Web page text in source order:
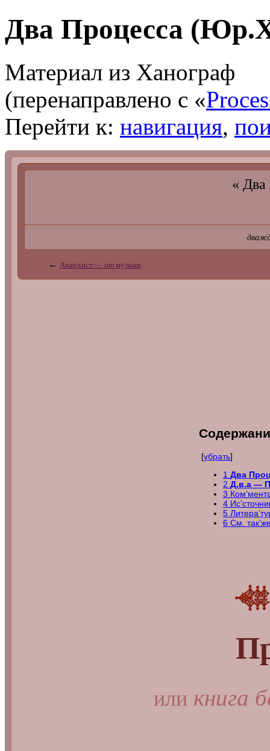
Два Процесса
Материал из Ханограф
(перенаправлено с «
Перейти к: навигация,
« Два
← Анархист — от музыки
[убрать]
1 Два
2 Д.в.а —
3
4
5
6 См.
или книга